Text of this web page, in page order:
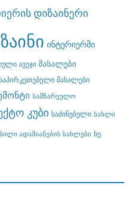
დიზაინერი
ინტერიერში
ავეჯი მასალები
მასალები
სამზარეულო
კუბი საძინებელი სახლი
ადამიანების სახლები ხე